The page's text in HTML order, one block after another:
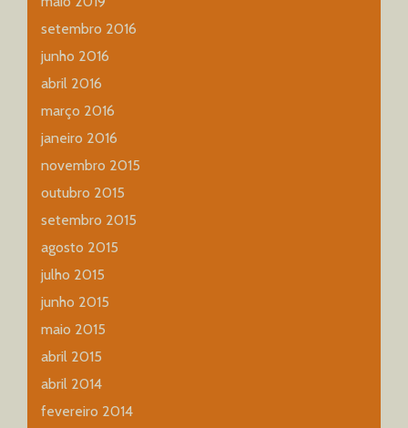
setembro 2016
junho 2016
abril 2016
março 2016
janeiro 2016
novembro 2015
outubro 2015
setembro 2015
agosto 2015
julho 2015
junho 2015
maio 2015
abril 2015
abril 2014
fevereiro 2014